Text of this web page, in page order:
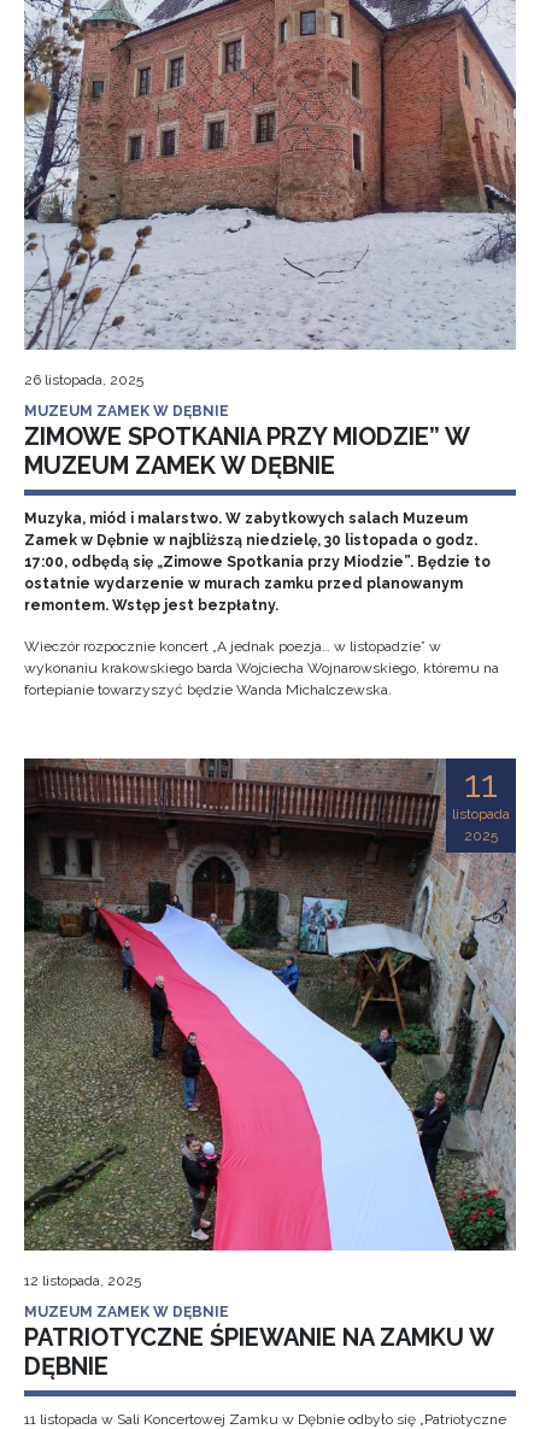
26 listopada, 2025
MUZEUM ZAMEK W DĘBNIE
ZIMOWE SPOTKANIA PRZY MIODZIE” W
MUZEUM ZAMEK W DĘBNIE
Muzyka, miód i malarstwo. W zabytkowych salach Muzeum
Zamek w Dębnie w najbliższą niedzielę, 30 listopada o godz.
17:00, odbędą się „Zimowe Spotkania przy Miodzie”. Będzie to
ostatnie wydarzenie w murach zamku przed planowanym
remontem. Wstęp jest bezpłatny.
Wieczór rozpocznie koncert „A jednak poezja… w listopadzie” w
wykonaniu krakowskiego barda Wojciecha Wojnarowskiego, któremu na
fortepianie towarzyszyć będzie Wanda Michalczewska.
11
listopada
2025
12 listopada, 2025
MUZEUM ZAMEK W DĘBNIE
PATRIOTYCZNE ŚPIEWANIE NA ZAMKU W
DĘBNIE
11 listopada w Sali Koncertowej Zamku w Dębnie odbyło się „Patriotyczne